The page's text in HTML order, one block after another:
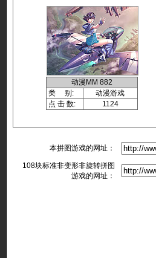
动漫MM 882
类 别:
动漫游戏
点 击 数:
1124
本拼图游戏的网址：
108块标准非变形非旋转拼图
游戏的网址：